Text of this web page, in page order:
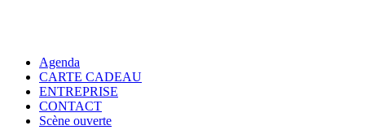
Agenda
CARTE CADEAU
ENTREPRISE
CONTACT
Scène ouverte